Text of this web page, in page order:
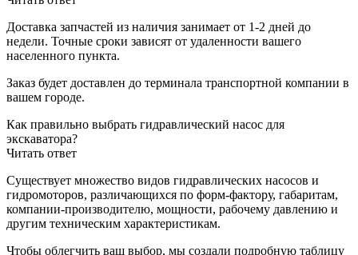
Доставка запчастей из наличия занимает от 1-2 дней до
недели. Точные сроки зависят от удаленности вашего
населенного пункта.
Заказ будет доставлен до терминала транспортной компании в
вашем городе.
Как правильно выбрать гидравлический насос для
экскаватора?
Читать ответ
Существует множество видов гидравлических насосов и
гидромоторов, различающихся по форм-фактору, габаритам,
компании-производителю, мощности, рабочему давлению и
другим техническим характеристикам.
Чтобы облегчить ваш выбор, мы создали подробную таблицу